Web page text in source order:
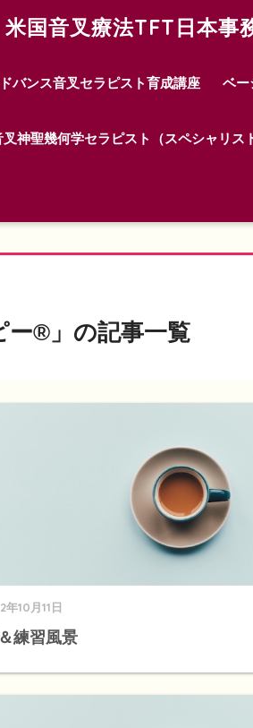
音叉療法TFT日本事務
バンス音叉セラピスト育成講座 ベー
叉神聖幾何学セラピスト（スペシャリス
ー®」の記事一覧
年10月11日
練習風景